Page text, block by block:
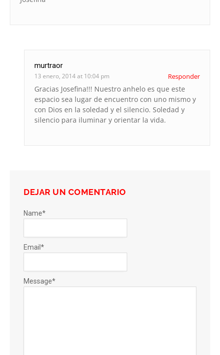
murtraor
13 enero, 2014 at 10:04 pm Responder
Gracias Josefina!!! Nuestro anhelo es que este
espacio sea lugar de encuentro con uno mismo y
con Dios en la soledad y el silencio. Soledad y
silencio para iluminar y orientar la vida.
DEJAR UN COMENTARIO
Message*
Name*
Email *